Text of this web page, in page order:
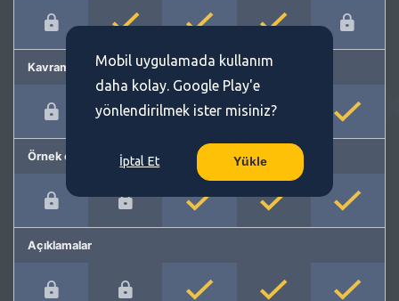
Kavram önerme
Örnek cümleler
Açıklamalar
Mobil uygulamada kullanım
daha kolay. Google Play'e
yönlendirilmek ister misiniz?
İptal Et Yükle